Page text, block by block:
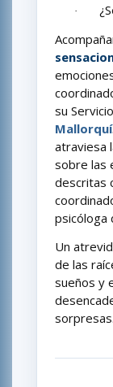
·
su
Mallorquí
atraviesa
sobre las
descritas
psicóloga
Un
de las
sueños y
sorpresas.